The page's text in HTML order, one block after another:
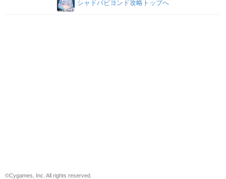
シャドバビヨンド攻略トップへ
©Cygames, Inc. All rights reserved.